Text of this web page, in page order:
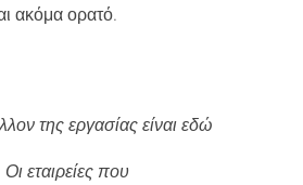
ακόμα ορατό.
της εργασίας είναι εδώ
εταιρείες που